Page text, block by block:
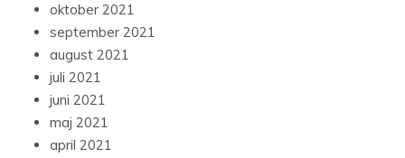
oktober 2021
september 2021
august 2021
juli 2021
juni 2021
maj 2021
april 2021